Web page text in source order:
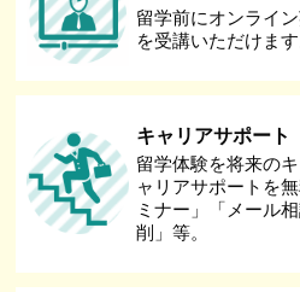
留学前にオンライ
を受講いただけます
キャリアサポート
留学体験を将来の
ャリアサポートを
ミナー」「メール
削」等。